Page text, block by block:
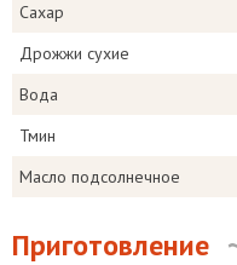
Сахар
Дрожжи сухие
Вода
Тмин
Масло подсолнечное
Приготовление